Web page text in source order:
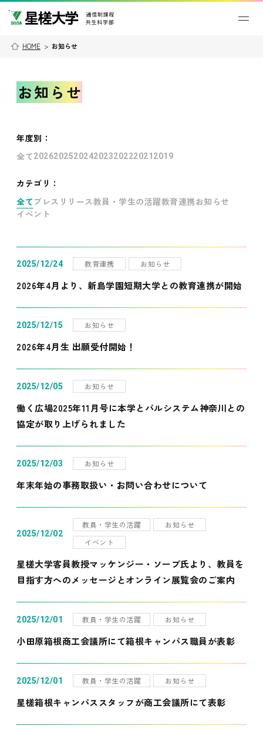
HOME > お知らせ
お知らせ
年度別 ：
全て202620252024202320222021 2019
カテゴリ：
全て プレスリリース教員・学生の活躍教育連携お知らせ
イベント
2025/12/24 教育連携 お知らせ
2026年4月より、新島学園短期大学との教育連携が開始
2025/12/15 お知らせ
2026年4月生 出願受付開始！
2025/12/05 お知らせ
働く広場2025年11月号に本学とパルシステム神奈川との
協定が取り上げられました
2025/12/03 お知らせ
年末年始の事務取扱い・お問い合わせについて
2025/12/02
教員・学生の活躍
お知らせ
イベント
星槎大学客員教授マッケンジー・ソープ氏より、教員を
目指す方へのメッセージとオンライン展覧会のご案内
2025/12/01 教員・学生の活躍 お知らせ
小田原箱根商工会議所にて箱根キャンパス職員が表彰
2025/12/01 教員・学生の活躍 お知らせ
星槎箱根キャンパススタッフが商工会議所にて表彰